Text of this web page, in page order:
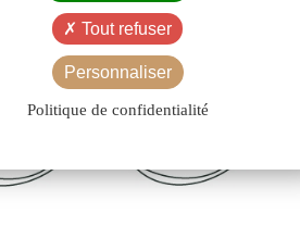
Tout refuser
Personnaliser
Politique de confidentialité